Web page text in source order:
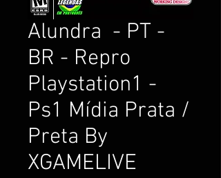
Alundra - PT -
BR - Repro
Playstation1 -
Ps1 Mídia Prata /
Preta By
XGAMELIVE